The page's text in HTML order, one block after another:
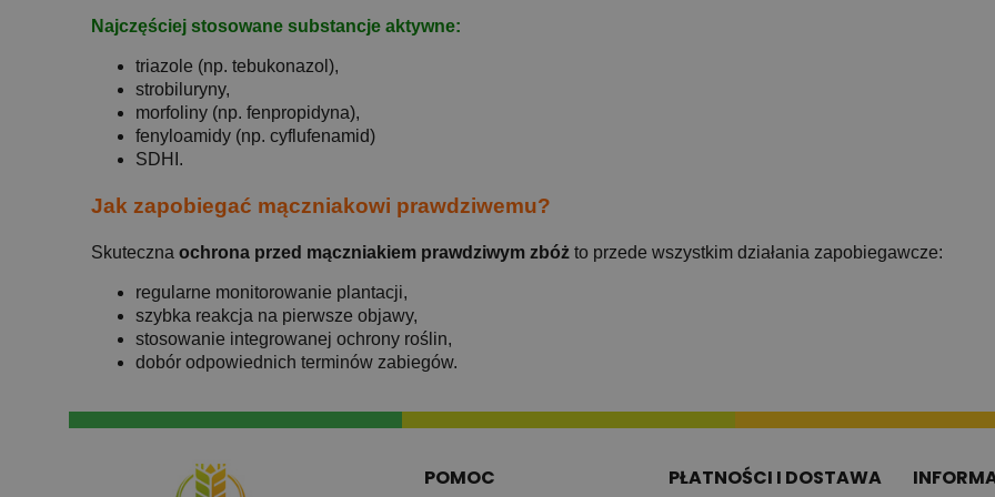
Najczęściej stosowane substancje aktywne:
triazole (np. tebukonazol),
strobiluryny,
morfoliny (np. fenpropidyna),
fenyloamidy (np. cyflufenamid)
SDHI.
Jak zapobiegać mączniakowi prawdziwemu?
Skuteczna ochrona przed mączniakiem prawdziwym zbóż to przede wszystkim działania zapobiegawcze:
regularne monitorowanie plantacji,
szybka reakcja na pierwsze objawy,
stosowanie integrowanej ochrony roślin,
dobór odpowiednich terminów zabiegów.
POMOC PŁATNOŚCI I DOSTAWA